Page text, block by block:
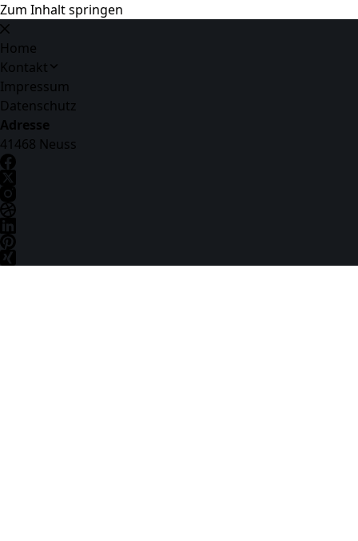
Zum Inhalt springen
Home
Kontakt
Impressum
Datenschutz
Adresse
41468 Neuss